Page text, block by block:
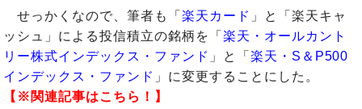
せっかくなので、筆者も「 楽天カード 」と「楽天キャ
ッシュ」による投信積立の銘柄を「 楽天・オールカント
リー株式インデックス・ファンド 」と「 楽天・S＆P500
インデックス・ファンド 」に変更することにした。
【※関連記事はこちら！】